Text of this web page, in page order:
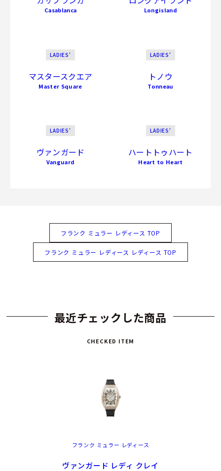
Casablanca Longisland
LADIES'
マスタースクエア
Master Square
LADIES'
トノウ
Tonneau
LADIES'
ヴァンガード
Vanguard
LADIES'
ハートトゥハート
Heart to Heart
フランク ミュラー レディース TOP
フランク ミュラー レディース レディース TOP
最近チェックした商品
CHECKED ITEM
フランク ミュラー レディース
ヴァンガード レディ クレイ